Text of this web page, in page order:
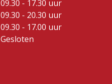
09.30 - 17.30 uur
09.30 - 20.30 uur
09.30 - 17.00 uur
Gesloten